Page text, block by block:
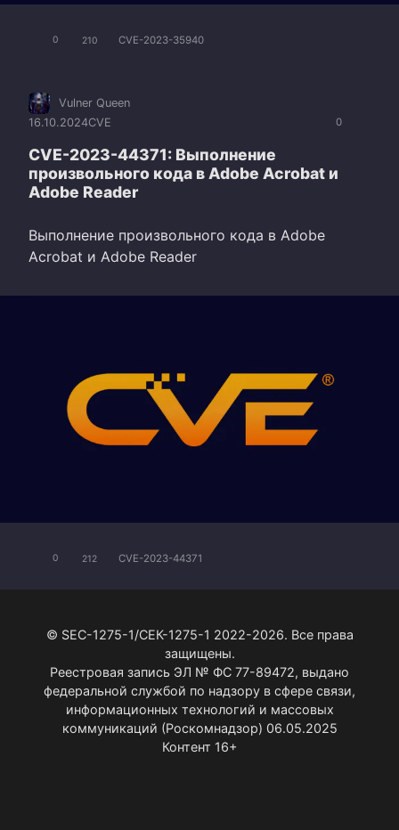
0 210 CVE-2023-35940
0
Vulner Queen
16.10.2024CVE
CVE-2023-44371: Выполнение
произвольного кода в Adobe Acrobat и
Adobe Reader
Выполнение произвольного кода в Adobe
Acrobat и Adobe Reader
0 212 CVE-2023-44371
© SEC-1275-1/СЕК-1275-1 2022-2026. Все права
защищены.
Реестровая запись ЭЛ № ФС 77-89472, выдано
федеральной службой по надзору в сфере связи,
информационных технологий и массовых
коммуникаций (Роскомнадзор) 06.05.2025
Контент 16+